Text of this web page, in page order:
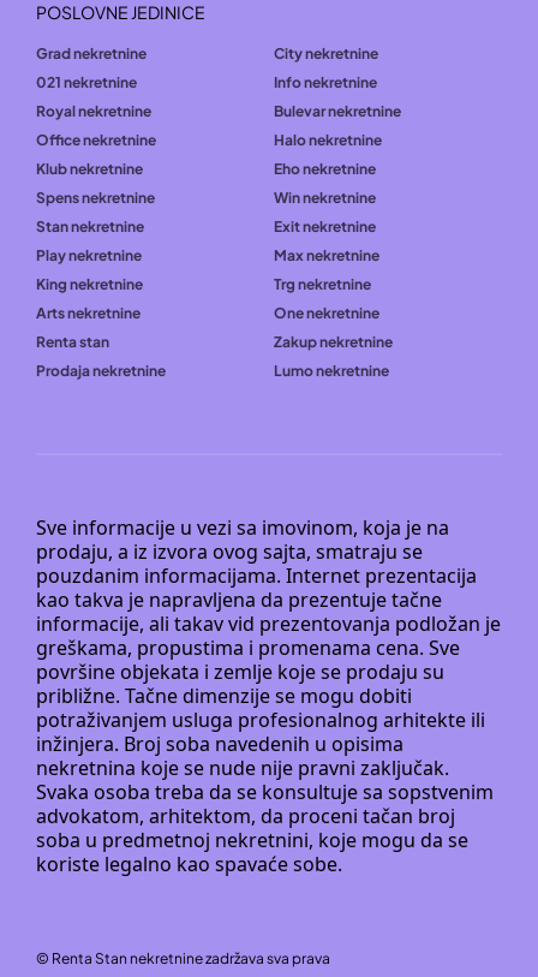
Sve informacije u vezi sa imovinom, koja je na
prodaju, a iz izvora ovog sajta, smatraju se
pouzdanim informacijama. Internet prezentacija
kao takva je napravljena da prezentuje tačne
informacije, ali takav vid prezentovanja podložan je
greškama, propustima i promenama cena. Sve
površine objekata i zemlje koje se prodaju su
približne. Tačne dimenzije se mogu dobiti
potraživanjem usluga profesionalnog arhitekte ili
inžinjera. Broj soba navedenih u opisima
nekretnina koje se nude nije pravni zaključak.
Svaka osoba treba da se konsultuje sa sopstvenim
advokatom, arhitektom, da proceni tačan broj
soba u predmetnoj nekretnini, koje mogu da se
koriste legalno kao spavaće sobe.
POSLOVNE JEDINICE
Grad nekretnine
City nekretnine
021 nekretnine
Info nekretnine
Royal nekretnine
Bulevar nekretnine
Office nekretnine
Halo nekretnine
Klub nekretnine
Eho nekretnine
Spens nekretnine
Win nekretnine
Stan nekretnine
Exit nekretnine
Play nekretnine
Max nekretnine
King nekretnine
Trg nekretnine
Arts nekretnine
One nekretnine
Renta stan
Zakup nekretnine
Prodaja nekretnine
Lumo nekretnine
© Renta Stan nekretninezadržava sva prava